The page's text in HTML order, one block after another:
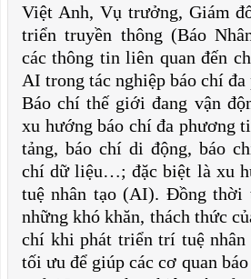
Việt Anh, Vụ trưởng, Giám
triển truyền thông (Báo
các thông tin liên quan đến
AI trong tác nghiệp báo chí
Báo chí thế giới đang vận
xu hướng báo chí đa phương
tảng, báo chí di động, báo
chí dữ liệu…; đặc biệt là xu
tuệ nhân tạo (AI). Đồng thời
những khó khăn, thách thức
chí khi phát triển trí tuệ nhân
tối ưu để giúp các cơ quan